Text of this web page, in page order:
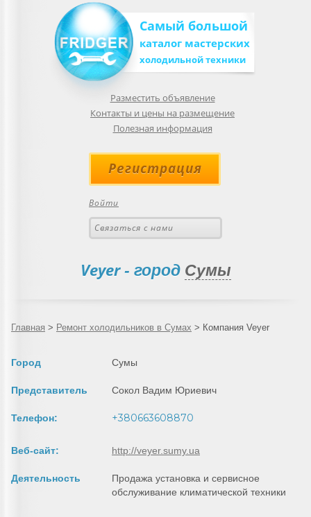
Самый большой
каталог мастерских
холодильной техники
Разместить объявление
Контакты и цены на размещение
Полезная информация
Регистрация
Войти
Связаться с нами
Veyer- город Сумы
Главная > Ремонт холодильников в Сумах > Компания Veyer
Город Сумы
Представитель Сокол Вадим Юриевич
Телефон: +380663608870
Веб-сайт: http://veyer.sumy.ua
Деятельность
Продажа установка и сервисное
обслуживание климатической техники